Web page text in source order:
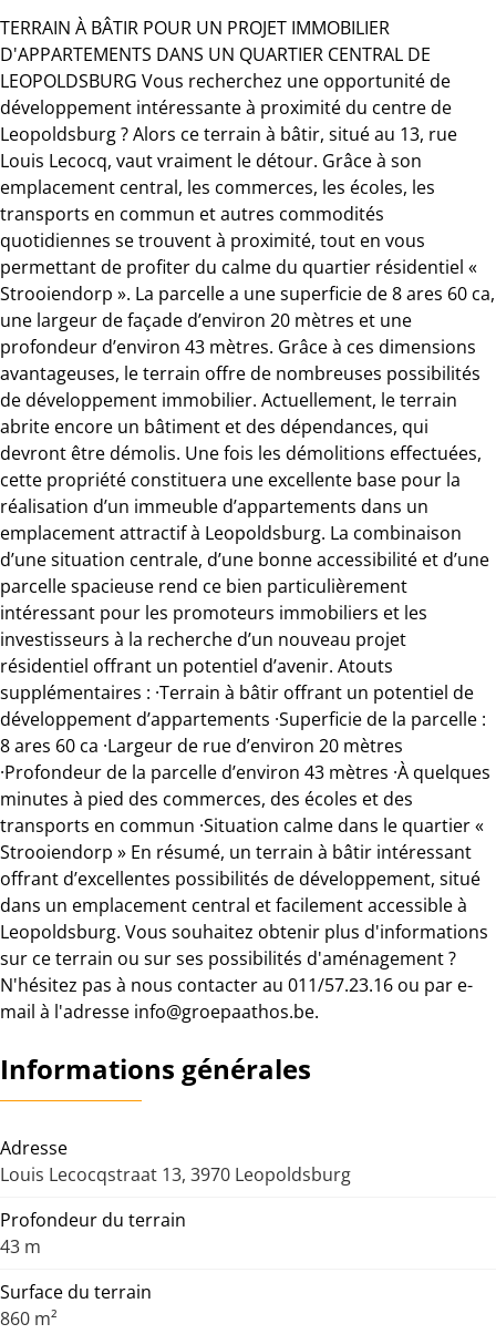
TERRAIN À BÂTIR POUR UN PROJET IMMOBILIER
D'APPARTEMENTS DANS UN QUARTIER CENTRAL DE
LEOPOLDSBURG Vous recherchez une opportunité de
développement intéressante à proximité du centre de
Leopoldsburg ? Alors ce terrain à bâtir, situé au 13, rue
Louis Lecocq, vaut vraiment le détour. Grâce à son
emplacement central, les commerces, les écoles, les
transports en commun et autres commodités
quotidiennes se trouvent à proximité, tout en vous
permettant de profiter du calme du quartier résidentiel «
Strooiendorp ». La parcelle a une superficie de 8 ares 60 ca,
une largeur de façade d’environ 20 mètres et une
profondeur d’environ 43 mètres. Grâce à ces dimensions
avantageuses, le terrain offre de nombreuses possibilités
de développement immobilier. Actuellement, le terrain
abrite encore un bâtiment et des dépendances, qui
devront être démolis. Une fois les démolitions effectuées,
cette propriété constituera une excellente base pour la
réalisation d’un immeuble d’appartements dans un
emplacement attractif à Leopoldsburg. La combinaison
d’une situation centrale, d’une bonne accessibilité et d’une
parcelle spacieuse rend ce bien particulièrement
intéressant pour les promoteurs immobiliers et les
investisseurs à la recherche d’un nouveau projet
résidentiel offrant un potentiel d’avenir. Atouts
supplémentaires : ·Terrain à bâtir offrant un potentiel de
développement d’appartements ·Superficie de la parcelle :
8 ares 60 ca ·Largeur de rue d’environ 20 mètres
·Profondeur de la parcelle d’environ 43 mètres ·À quelques
minutes à pied des commerces, des écoles et des
transports en commun ·Situation calme dans le quartier «
Strooiendorp » En résumé, un terrain à bâtir intéressant
offrant d’excellentes possibilités de développement, situé
dans un emplacement central et facilement accessible à
Leopoldsburg. Vous souhaitez obtenir plus d'informations
sur ce terrain ou sur ses possibilités d'aménagement ?
N'hésitez pas à nous contacter au 011/57.23.16 ou par e-
mail à l'adresse info@groepaathos.be.
Informations générales
Adresse
Louis Lecocqstraat 13, 3970 Leopoldsburg
Profondeur du terrain
43 m
Surface du terrain
860 m²